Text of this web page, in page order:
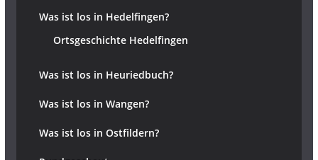
Was ist los in Hedelfingen?
Ortsgeschichte Hedelfingen
Was ist los in Heuriedbuch?
Was ist los in Wangen?
Was ist los in Ostfildern?